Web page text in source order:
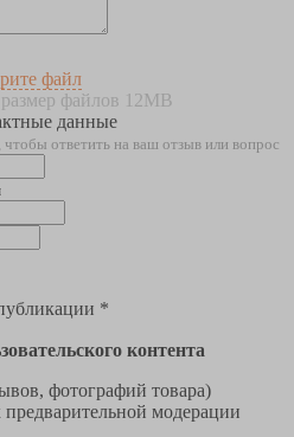
файл
файлов 12MB
данные
ответить на ваш отзыв или вопрос
*
контента
фотографий товара)
модерации